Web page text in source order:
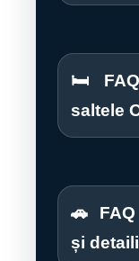
🛏️ FAQ
saltele
🚗
și